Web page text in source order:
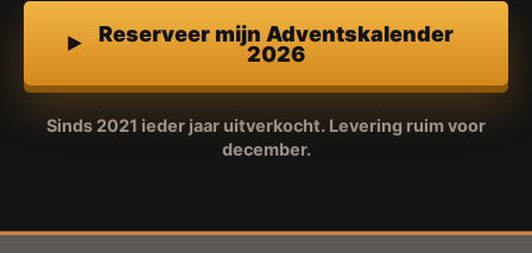
Reserveer mijn Adventskalender
2026
Sinds 2021 ieder jaar uitverkocht. Levering ruim voor
december.